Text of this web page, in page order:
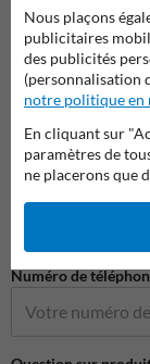
Nom*
Nom de l'entreprise
Adresse e-mail*
Numéro de
Nous plaçons
publicitaires
des publicités
(personnalisation
notre politique en
En cliquant sur
paramètres de
ne placerons que